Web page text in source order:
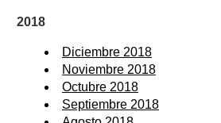
2018
Diciembre 2018
Noviembre 2018
Octubre 2018
Septiembre 2018